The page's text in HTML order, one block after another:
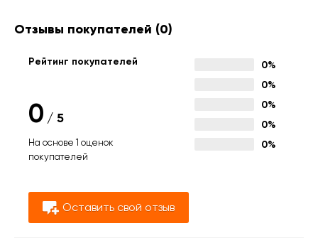
Отзывы покупателей (0)
Рейтинг покупателей
0 / 5
На основе 1 оценок
покупателей
0%
0%
0%
0%
0%
Оставить свой отзыв